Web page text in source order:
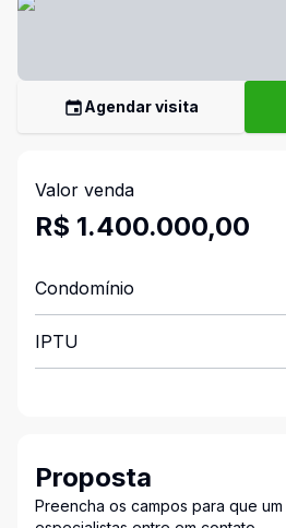
Agendar visita
Valor venda
R$ 1.400.000,00
Condomínio
IPTU
Proposta
Preencha os campos para que